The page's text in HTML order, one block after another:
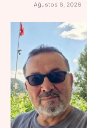
Ağustos 6, 2026